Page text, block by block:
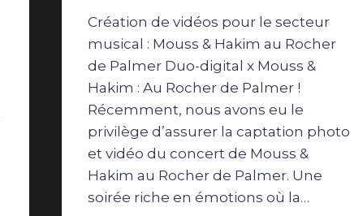
Création de vidéos pour le secteur
musical : Mouss & Hakim au Rocher
de Palmer Duo-digital x Mouss &
Hakim : Au Rocher de Palmer !
Récemment, nous avons eu le
privilège d’assurer la captation photo
et vidéo du concert de Mouss &
Hakim au Rocher de Palmer. Une
soirée riche en émotions où la…